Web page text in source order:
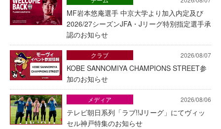
MF岩本悠庵選手 中京大学より加入内定及び
2026/27シーズンJFA・Jリーグ特別指定選手承
認のお知らせ
2026/08/07
KOBE SANNOMIYA CHAMPIONS STREET参
加のお知らせ
クラブ
2026/08/06
テレビ朝日系列「ラブ!!Jリーグ」にてヴィッ
セル神戸特集のお知らせ
メディア